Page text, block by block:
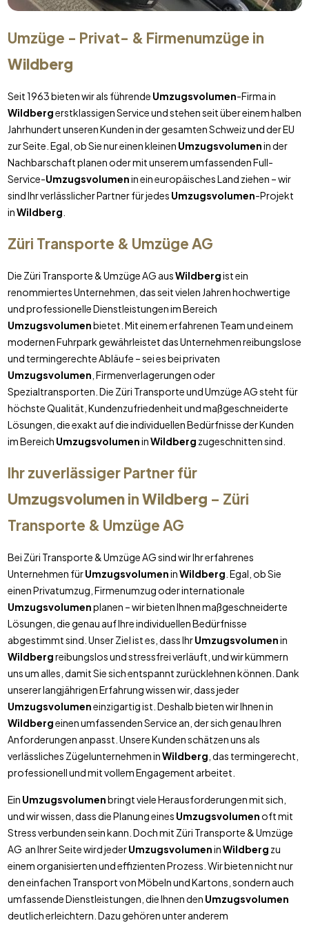
Umzüge - Privat- & Firmenumzüge in
Wildberg
Seit 1963 bieten wir als führende Umzugsvolumen-Firma in
Wildbergerstklassigen Service und stehen seit über einem halben
Jahrhundert unseren Kunden in der gesamten Schweiz und der EU
zur Seite. Egal, ob Sie nur einen kleinen Umzugsvolumenin der
Nachbarschaft planen oder mit unserem umfassenden Full-
Service-Umzugsvolumenin ein europäisches Land ziehen – wir
sind Ihr verlässlicher Partner für jedes Umzugsvolumen-Projekt
inWildberg
Züri Transporte & Umzüge AG
Die Züri Transporte & Umzüge AG ausWildbergist ein
renommiertes Unternehmen, das seit vielen Jahren hochwertige
und professionelle Dienstleistungen im Bereich
Umzugsvolumenbietet. Mit einem erfahrenen Team und einem
modernen Fuhrpark gewährleistet das Unternehmen reibungslose
und termingerechte Abläufe – sei es bei privaten
Umzugsvolumen , Firmenverlagerungen oder
Spezialtransporten. Die Züri Transporte und Umzüge AG steht für
höchste Qualität, Kundenzufriedenheit und maßgeschneiderte
Lösungen, die exakt auf die individuellen Bedürfnisse der Kunden
im Bereich UmzugsvolumeninWildberg zugeschnitten sind.
Ihr zuverlässiger Partner für
UmzugsvolumeninWildberg – Züri
Transporte & Umzüge AG
Bei Züri Transporte & Umzüge AG sind wir Ihr erfahrenes
Unternehmen fürUmzugsvolumeninWildberg . Egal, ob Sie
einen Privatumzug, Firmenumzug oder internationale
Umzugsvolumenplanen – wir bieten Ihnen maßgeschneiderte
Lösungen, die genau auf Ihre individuellen Bedürfnisse
abgestimmt sind. Unser Ziel ist es, dass IhrUmzugsvolumenin
Wildbergreibungslos und stressfrei verläuft, und wir kümmern
uns um alles, damit Sie sich entspannt zurücklehnen können. Dank
unserer langjährigen Erfahrung wissen wir, dass jeder
Umzugsvolumeneinzigartig ist. Deshalb bieten wir Ihnen in
Wildbergeinen umfassenden Service an, der sich genau Ihren
Anforderungen anpasst. Unsere Kunden schätzen uns als
verlässliches Zügelunternehmen inWildberg , das termingerecht,
professionell und mit vollem Engagement arbeitet.
Ein Umzugsvolumenbringt viele Herausforderungen mit sich,
und wir wissen, dass die Planung eines Umzugsvolumenoft mit
Stress verbunden sein kann. Doch mit Züri Transporte & Umzüge
AG an Ihrer Seite wird jederUmzugsvolumeninWildberg zu
einem organisierten und effizienten Prozess. Wir bieten nicht nur
den einfachen Transport von Möbeln und Kartons, sondern auch
umfassende Dienstleistungen, die Ihnen den Umzugsvolumen
deutlich erleichtern. Dazu gehören unter anderem